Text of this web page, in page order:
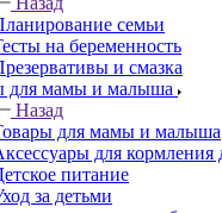
семьи
на беременность
и смазка
для мамы и малыша
Назад
для мамы и малыша
для кормления
питание
за детьми